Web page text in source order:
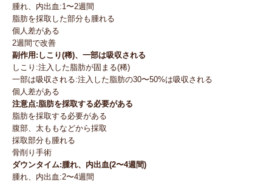
腫れ、内出血:1〜2週間
脂肪を採取した部分も腫れる
個人差がある
2週間で改善
副作用:しこり(稀)、一部は吸収される
しこり:注入した脂肪が固まる(稀)
一部は吸収される:注入した脂肪の30〜50%は吸収される
個人差がある
注意点:脂肪を採取する必要がある
脂肪を採取する必要がある
腹部、太ももなどから採取
採取部分も腫れる
骨削り手術
ダウンタイム:腫れ、内出血(2〜4週間)
腫れ、内出血:2〜4週間